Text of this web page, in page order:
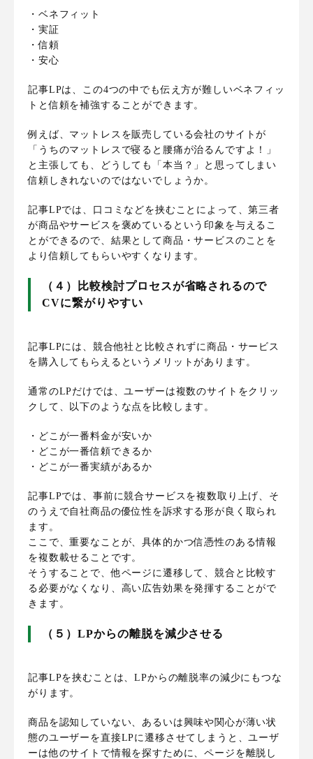
・ベネフィット
・実証
・信頼
・安心
記事LPは、この4つの中でも伝え方が難しいベネフィッ
トと信頼を補強することができます。
例えば、マットレスを販売している会社のサイトが
「うちのマットレスで寝ると腰痛が治るんですよ！」
と主張しても、どうしても「本当？」と思ってしまい
信頼しきれないのではないでしょうか。
記事LPでは、口コミなどを挟むことによって、第三者
が商品やサービスを褒めているという印象を与えるこ
とができるので、結果として商品・サービスのことを
より信頼してもらいやすくなります。
（４）比較検討プロセスが省略されるので
CVに繋がりやすい
記事LPには、競合他社と比較されずに商品・サービス
を購入してもらえるというメリットがあります。
通常のLPだけでは、ユーザーは複数のサイトをクリッ
クして、以下のような点を比較します。
・どこが一番料金が安いか
・どこが一番信頼できるか
・どこが一番実績があるか
記事LPでは、事前に競合サービスを複数取り上げ、そ
のうえで自社商品の優位性を訴求する形が良く取られ
ます。
ここで、重要なことが、具体的かつ信憑性のある情報
を複数載せることです。
そうすることで、他ページに遷移して、競合と比較す
る必要がなくなり、高い広告効果を発揮することがで
きます。
（５）LPからの離脱を減少させる
記事LPを挟むことは、LPからの離脱率の減少にもつな
がります。
商品を認知していない、あるいは興味や関心が薄い状
態のユーザーを直接LPに遷移させてしまうと、ユーザ
ーは他のサイトで情報を探すために、ページを離脱し